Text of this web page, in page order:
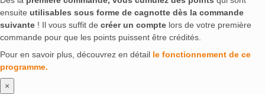
ensuite utilisables sous forme de cagnotte dès la commande
suivante ! Il vous suffit de créer un compte lors de votre première
commande pour que les points puissent être crédités.
Pour en savoir plus, découvrez en détail le fonctionnement de ce
programme.
×